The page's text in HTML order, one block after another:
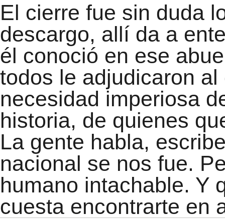
El cierre fue sin duda
descargo, allí da a
él conoció en ese
todos le adjudicaron
necesidad imperiosa
historia, de quienes
La gente habla,
nacional se nos fue.
humano intachable. Y
cuesta encontrarte en